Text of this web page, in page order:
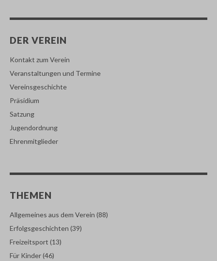
DER VEREIN
Kontakt zum Verein
Veranstaltungen und Termine
Vereinsgeschichte
Präsidium
Satzung
Jugendordnung
Ehrenmitglieder
THEMEN
Allgemeines aus dem Verein (88)
Erfolgsgeschichten (39)
Freizeitsport (13)
Für Kinder(46)